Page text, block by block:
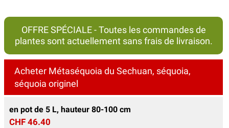
OFFRE SPÉCIALE - Toutes les commandes de
plantes sont actuellement sans frais de livraison.
Acheter Métaséquoia du Sechuan, séquoia,
séquoia originel
en pot de 5 L, hauteur 80-100 cm
CHF 46.40